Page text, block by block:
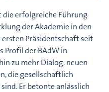
erfolgreiche Führung
der Akademie in den
ersten Präsidentschaft seit
Profil der BAdW in
zu mehr Dialog, neuen
die gesellschaftlich
Er betonte anlässlich